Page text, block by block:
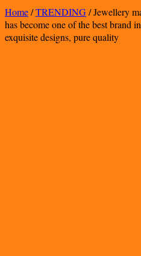
Home/TRENDING/Jewellery
has become one of the best brand
exquisite designs, pure quality